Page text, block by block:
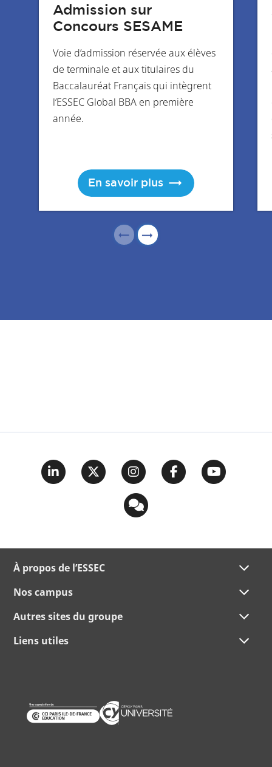
Admission sur
Concours SESAME
Voie d’admission réservée aux élèves
de terminale et aux titulaires du
Baccalauréat Français qui intègrent
l’ESSEC Global BBA en première
année.
En savoir plus
À propos de l’ESSEC
Nos campus
Autres sites du groupe
Liens utiles